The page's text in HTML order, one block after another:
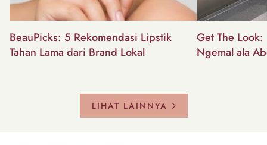
BeauPicks: 5 Rekomendasi Lipstik
Tahan Lama dari Brand Lokal
Get The
Ngemal ala
LIHAT LAINNYA